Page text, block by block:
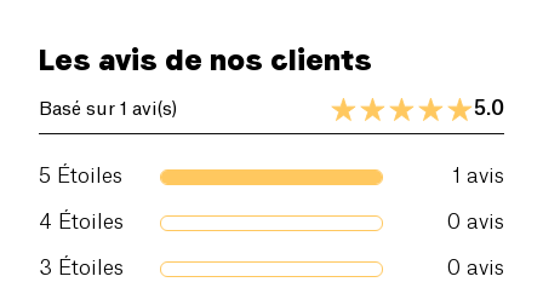
Les avis de nos clients
Basé sur 1 avi(s) 5.0
5 Étoiles 1 avis
4 Étoiles 0 avis
3 Étoiles 0 avis